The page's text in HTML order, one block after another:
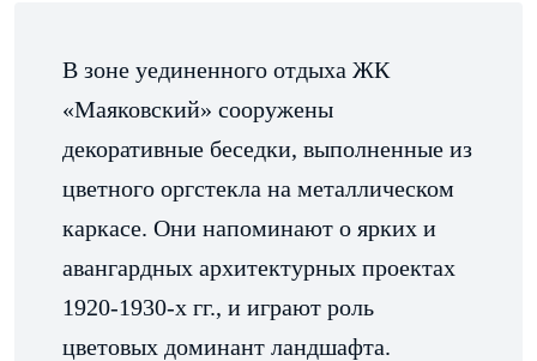
В зоне уединенного отдыха ЖК
«Маяковский» сооружены
декоративные беседки, выполненные из
цветного оргстекла на металлическом
каркасе. Они напоминают о ярких и
авангардных архитектурных проектах
1920-1930-х гг., и играют роль
цветовых доминант ландшафта.